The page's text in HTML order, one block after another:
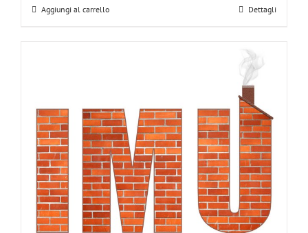
Aggiungi al carrello Dettagli